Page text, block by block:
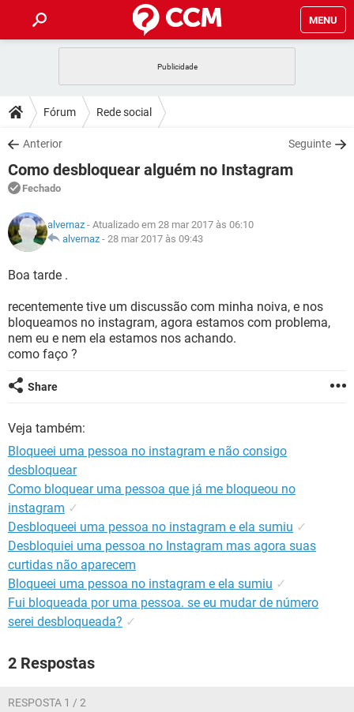
MENU
CELULAR
OUTLOOK
INSTAGRAM GMAIL
GUIA DE COMPRAS
DICAS
JOGOS
OUTLOOK
INSTAGRAM
GUIA DE COMPRAS
DOWNLOADS
JOGOS WHATSAPP
CELULAR
OUTLOOK EXCEL
INSTAGRAM
GUIA DE COMPRAS
FÓRUM
JOGOS
CELULAR FACEBOOK
GUIA DE COMPRAS
GLOSSÁRIO
JOGOS
CELULAR
OUTLOOK EXCEL
INSTAGRAM GMAIL
GUIA DE COMPRAS
Fórum Rede social
Anterior Seguinte
Como desbloquear alguém no Instagram
Fechado
alvernaz - Atualizado em 28 mar 2017 às 06:10
alvernaz - 28 mar 2017 às 09:43
Boa tarde .
recentemente tive um discussão com minha noiva, e nos
bloqueamos no instagram, agora estamos com problema,
nem eu e nem ela estamos nos achando.
como faço ?
Share
Veja também:
Bloqueei uma pessoa no instagram e não consigo
desbloquear
Como bloquear uma pessoa que já me bloqueou no
instagram ✓
Desbloqueei uma pessoa no instagram e ela sumiu ✓
Desbloquiei uma pessoa no Instagram mas agora suas
curtidas não aparecem
Bloqueei uma pessoa no instagram e ela sumiu ✓
Fui bloqueada por uma pessoa. se eu mudar de número
serei desbloqueada? ✓
2 Respostas
RESPOSTA 1 / 2